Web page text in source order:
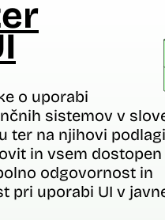
o uporabi
sistemov v
ter na njihovi podlagi
in vsem dostopen
odgovornost in
pri uporabi UI v